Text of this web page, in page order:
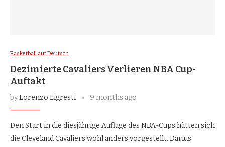
Basketball auf Deutsch
Dezimierte Cavaliers Verlieren NBA Cup-
Auftakt
byLorenzo Ligresti 9 months ago
Den Start in die diesjährige Auflage des NBA-Cups hätten sich
die Cleveland Cavaliers wohl anders vorgestellt. Darius